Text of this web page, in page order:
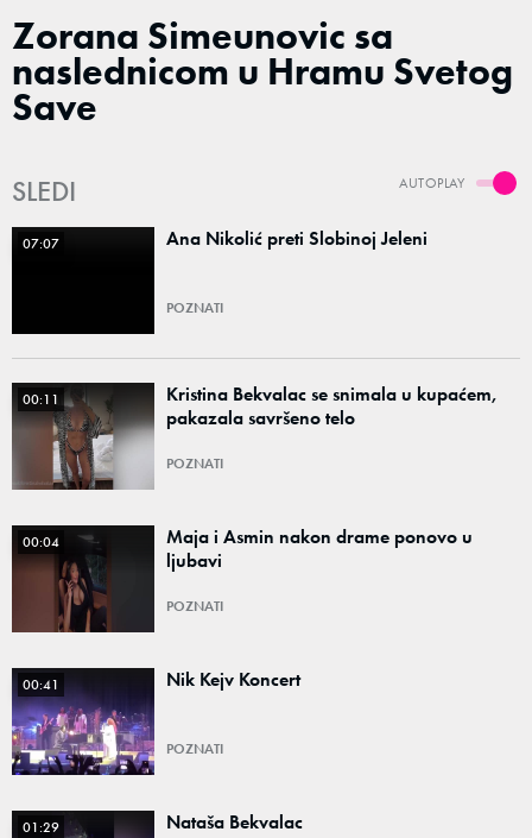
Zorana Simeunovic sa
naslednicom u Hramu Svetog
Save
AUTOPLAY
SLEDI
07:07 Ana Nikolić preti Slobinoj Jeleni
POZNATI
00:11
Kristina Bekvalac se snimala u kupaćem,
pakazala savršeno telo
POZNATI
00:04
Maja i Asmin nakon drame ponovo u
ljubavi
POZNATI
00:41 Nik Kejv Koncert
POZNATI
01:29 Nataša Bekvalac